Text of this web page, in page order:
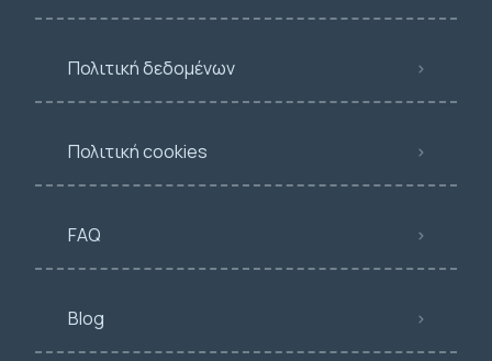
Πολιτική δεδομένων
Πολιτική cookies
FAQ
Blog